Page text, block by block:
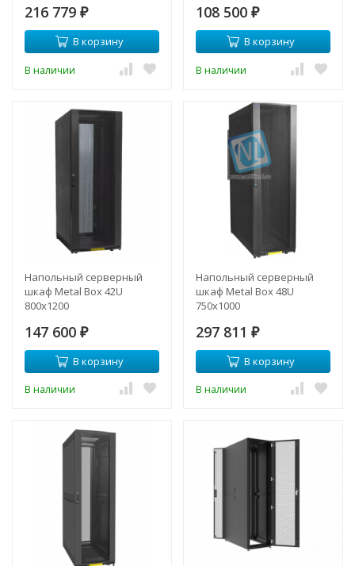
216 779 ₽
В корзину
В наличии
108 500 ₽
В корзину
В наличии
Напольный серверный
шкаф Metal Box 42U
800х1200
147 600 ₽
В корзину
В наличии
Напольный серверный
шкаф Metal Box 48U
750х1000
297 811 ₽
В корзину
В наличии